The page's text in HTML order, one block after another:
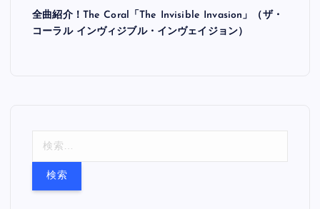
全曲紹介！The Coral「The Invisible Invasion」（ザ・
コーラル インヴィジブル・インヴェイジョン）